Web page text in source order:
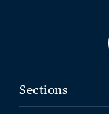
Sections